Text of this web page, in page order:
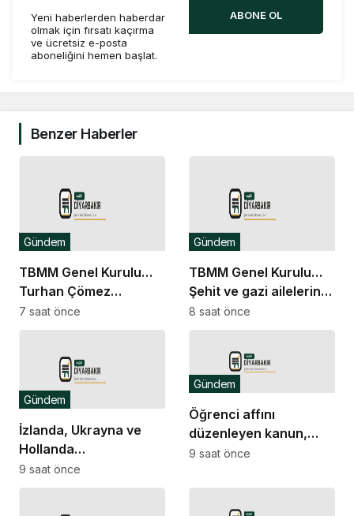
Yeni haberlerden haberdar
olmak için fırsatı kaçırma
ve ücretsiz e-posta
aboneliğini hemen başlat.
ABONE OL
Benzer Haberler
TBMM Genel Kurulu…
Turhan Çömez
hakkında başlatılan
soruşturma “kürsü
tartışmasına neden
Gündem
7 saat önce
TBMM Genel Kurulu…
Şehit ve gazi ailelerine
yönelik düzenlemeleri
içeren kanun teklifinin
görüşmeleri başladı
Gündem
8 saat önce
İzlanda, Ukrayna ve
Hollanda
büyükelçilikleri ile BM
Cenevre Ofisi Daimi
Gündem
9 saat önce
Öğrenci affını
düzenleyen kanun,
Resmi Gazete’de
Gündem
9 saat önce